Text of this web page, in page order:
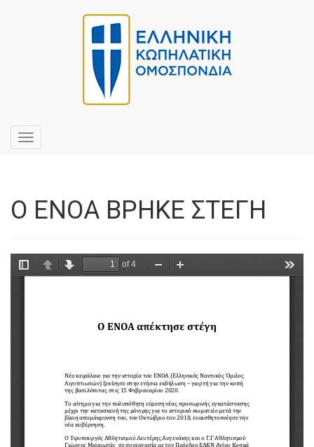
Toggle
navigation
Ο ΕΝΟΑ ΒΡΗΚΕ ΣΤΕΓΗ